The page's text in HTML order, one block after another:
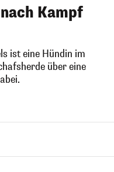
Kampf
ist eine Hündin im
über eine